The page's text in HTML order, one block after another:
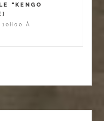
"KENGO
10H00 À